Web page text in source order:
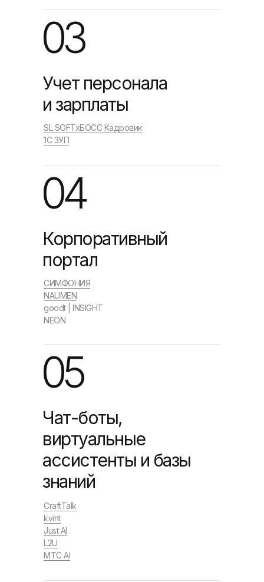
SL SOFTxБОСС Кадровик
1C ЗУП
Учет персонала
и зарплаты
03
СИМФОНИЯ
NAUMEN
goodt | INSIGHT
NEON
Корпоративный
портал
04
CraftTalk
kvint
Just AI
L2U
МТС AI
Чат-боты,
виртуальные
ассиcтенты и базы
знаний
05